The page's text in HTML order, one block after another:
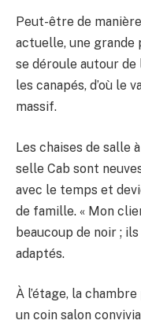
Peut-être de
actuelle, une grande
se déroule autour
les canapés, d’où le
massif.
Les chaises de salle
selle Cab sont
avec le temps et
de famille. « Mon
beaucoup de noir ;
adaptés.
À l’étage, la
un coin salon